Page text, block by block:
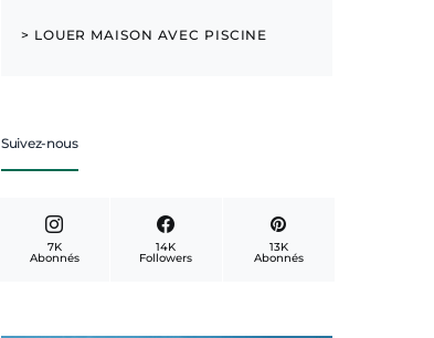
> LOUER MAISON AVEC PISCINE
Suivez-nous
7K
Abonnés
14K
Followers
13K
Abonnés